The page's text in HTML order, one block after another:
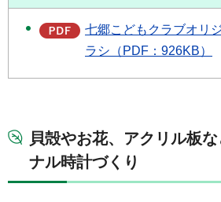
七郷こどもクラブオリ
ラシ（PDF：926KB）
貝殻やお花、アクリル板
ナル時計づくり